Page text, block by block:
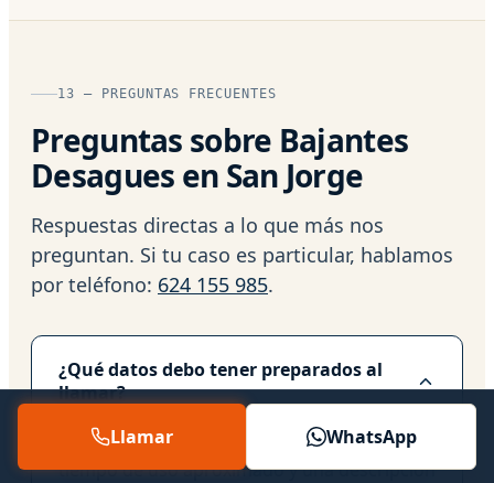
13 — PREGUNTAS FRECUENTES
Preguntas sobre Bajantes
Desagues en San Jorge
Respuestas directas a lo que más nos
preguntan. Si tu caso es particular, hablamos
por teléfono: 624 155 985.
¿Qué datos debo tener preparados al
llamar?
Facilítenos la marca y modelo del equipo, el
tiempo de uso aproximado y una descripción
Llamar WhatsApp